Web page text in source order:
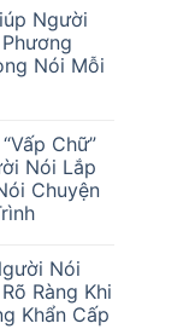
Người
Nói Mỗi
Chữ”
Nói Lắp
Chuyện
Nói
Ràng Khi
Khẩn Cấp